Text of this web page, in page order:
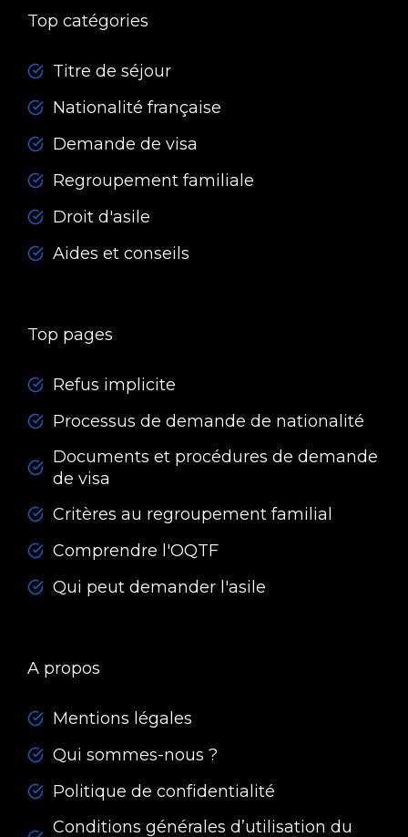
Top catégories
Titre de séjour
Nationalité française
Demande de visa
Regroupement familiale
Droit d'asile
Aides et conseils
Top pages
Refus implicite
Processus de demande de nationalité
Documents et procédures de demande
de visa
Critères au regroupement familial
Comprendre l'OQTF
Qui peut demander l'asile
A propos
Mentions légales
Qui sommes-nous ?
Politique de confidentialité
Conditions générales d’utilisation du